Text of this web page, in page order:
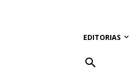
EDITORIAS